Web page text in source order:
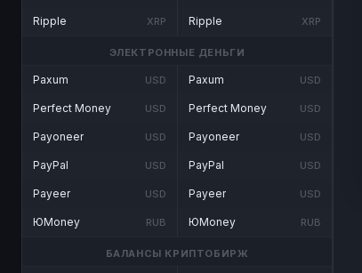
Ripple XRP Ripple XRP
ЭЛЕКТРОННЫЕ ДЕНЬГИ
Paxum USD
Perfect Money USD
Payoneer USD
PayPal USD
Payeer USD
ЮMoney RUB
Paxum USD
Perfect Money USD
Payoneer USD
PayPal USD
Payeer USD
ЮMoney RUB
БАЛАНСЫ КРИПТОБИРЖ